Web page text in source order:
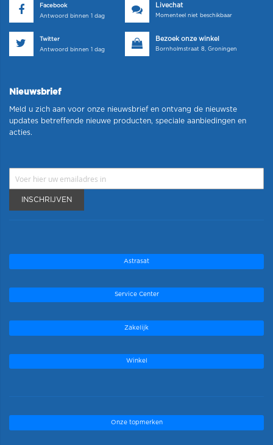
Facebook
Antwoord binnen 1 dag
Livechat
Momenteel niet beschikbaar
Twitter
Antwoord binnen 1 dag
Bezoek onze winkel
Bornholmstraat 8, Groningen
Nieuwsbrief
Meld u zich aan voor onze nieuwsbrief en ontvang de nieuwste
updates betreffende nieuwe producten, speciale aanbiedingen en
acties.
INSCHRIJVEN
Astrasat
Service Center
Zakelijk
Winkel
Onze topmerken